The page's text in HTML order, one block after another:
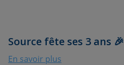
Source fête ses 3 ans 🎉
En savoir plus